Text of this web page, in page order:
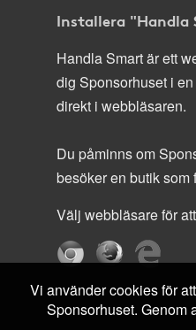
Installera "Handla
Handla Smart är ett
dig Sponsorhuset i
direkt i webbläsaren.
Du påminns om
besöker en butik som
Välj webbläsare för
Vi använder cookies för
Sponsorhuset. Genom